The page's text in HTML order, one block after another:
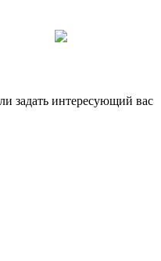
задать интересующий вас